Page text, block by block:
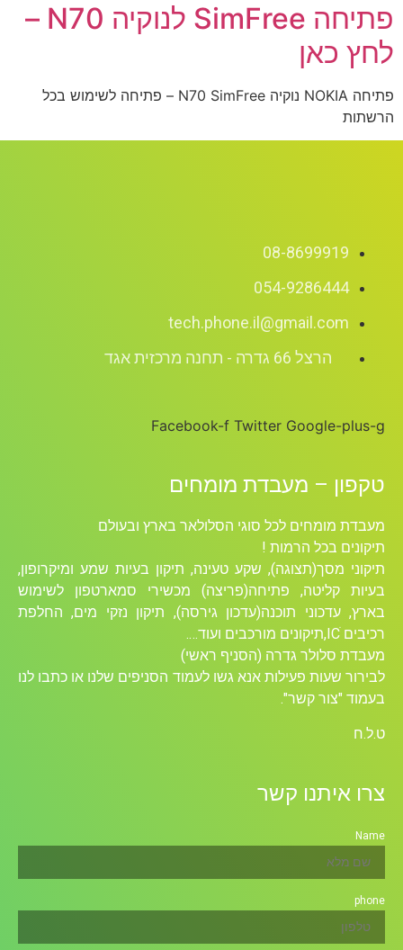
פתיחה SimFree לנוקיה N70 –
לחץ כאן
פתיחה NOKIA נוקיה N70 SimFree – פתיחה לשימוש בכל
הרשתות
08-8699919
054-9286444
tech.phone.il@gmail.com
הרצל 66 גדרה - תחנה מרכזית אגד
Facebook-f Twitter Google-plus-g
טקפון – מעבדת מומחים
מעבדת מומחים לכל סוגי הסלולאר בארץ ובעולם
תיקונים בכל הרמות !
תיקוני מסך(תצוגה), שקע טעינה, תיקון בעיות שמע ומיקרופון,
בעיות קליטה, פתיחה(פריצה) מכשירי סמארטפון לשימוש
בארץ, עדכוני תוכנה(עדכון גירסה), תיקון נזקי מים, החלפת
רכיבים ICׁ,תיקונים מורכבים ועוד….
מעבדת סלולר גדרה (הסניף ראשי)
לבירור שעות פעילות אנא גשו לעמוד הסניפים שלנו או כתבו לנו
בעמוד "צור קשר".
ט.ל.ח
צרו איתנו קשר
Name
phone